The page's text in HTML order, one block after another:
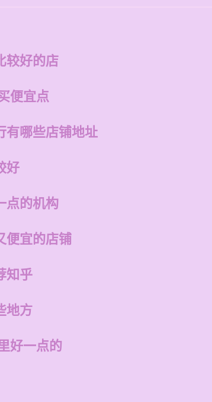
较好的店
便宜点
有哪些店铺地址
好
点的机构
便宜的店铺
知乎
地方
好一点的